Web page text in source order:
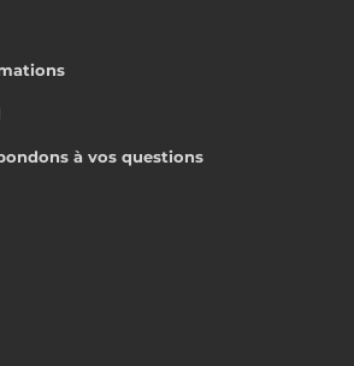
à vos questions